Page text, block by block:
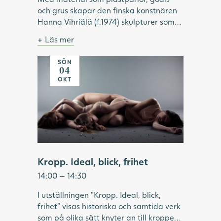
och grus skapar den finska konstnären
Hanna Vihriälä (f.1974) skulpturer som
och sällan uppmärksammade i konsten.
Genom att för hand trä godis eller
akrylpärlor på stålvajrar, skapar
Vihriälä installationer som kan innehålla
bildar de en illusorisk helhet, i verk som
är både komplexa, lekfulla och sinnliga.
Under visningen fördjupar vi oss i
utställningen "Same Moment of
konstnärskap.
Bild: Hanna Vihriälä, Mercedes-Benz G-
klass, 2022. Foto: Hossein Sehatlou,
Göteborgs konstmuseum.
Läs mer
SÖN
04
OKT
Kropp. Ideal, blick, frihet
14:00 — 14:30
I utställningen "Kropp. Ideal, blick,
frihet" visas historiska och samtida verk
som på olika sätt knyter an till kroppen.